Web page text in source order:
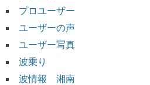
プロユーザー
ユーザーの声
ユーザー写真
波乗り
波情報 湘南